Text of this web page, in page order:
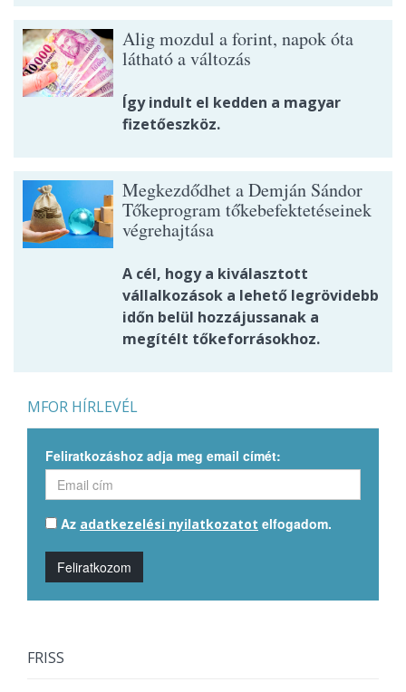
Alig mozdul a forint, napok óta
látható a változás
Így indult el kedden a magyar
fizetőeszköz.
Megkezdődhet a Demján Sándor
Tőkeprogram tőkebefektetéseinek
végrehajtása
A cél, hogy a kiválasztott
vállalkozások a lehető legrövidebb
időn belül hozzájussanak a
megítélt tőkeforrásokhoz.
MFOR HÍRLEVÉL
Feliratkozáshoz adja meg email címét:
Az adatkezelési nyilatkozatot elfogadom.
Feliratkozom
FRISS